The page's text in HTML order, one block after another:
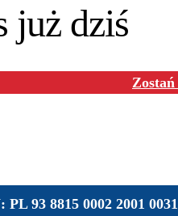
już dziś
Zostań
PL 93 8815 0002 2001